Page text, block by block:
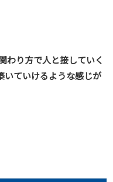
り方で人と接していく
いていけるような感じが